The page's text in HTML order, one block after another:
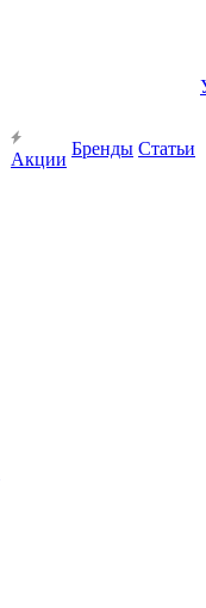
Акции
Бренды Статьи